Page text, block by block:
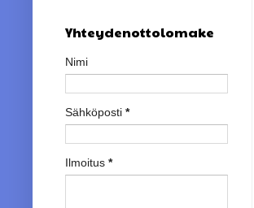
Yhteydenottolomake
Nimi
Sähköposti *
Ilmoitus *